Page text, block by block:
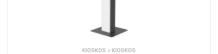
KIOSKOS > KIOSKOS